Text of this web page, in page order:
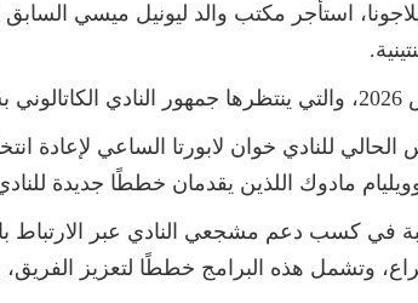
استأجر مكتب والد ليونيل ميسي السابق
للنادي خوان لابورتا الساعي لإعادة
كسب دعم مشجعي النادي عبر الارتباط
وتشمل هذه البرامج خططًا لتعزيز